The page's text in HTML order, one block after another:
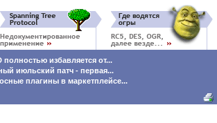
полностью избавляется от...
июльский патч - первая...
плагины в маркетплейсе...